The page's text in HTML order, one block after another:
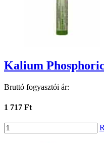
Kalium
Bruttó fogyasztói ár:
1 717 Ft